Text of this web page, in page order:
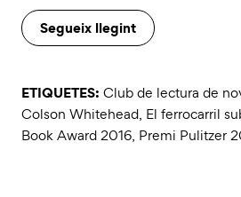
Segueix llegint
ETIQUETES: Club de lectura de
Colson Whitehead, El ferrocarril
Book Award 2016, Premi Pulitzer